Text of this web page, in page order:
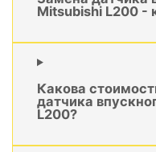
Mitsubishi L200 -
Какова
датчика
L200?